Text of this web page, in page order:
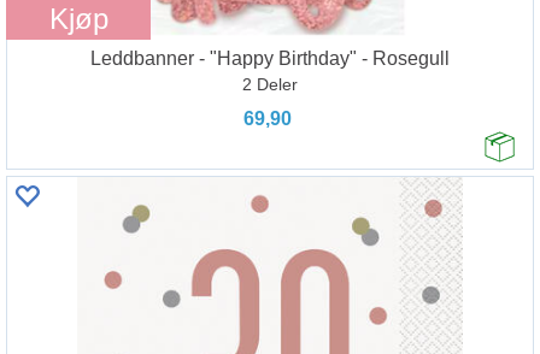
Kjøp
Leddbanner - "Happy Birthday" - Rosegull
2 Deler
69,90